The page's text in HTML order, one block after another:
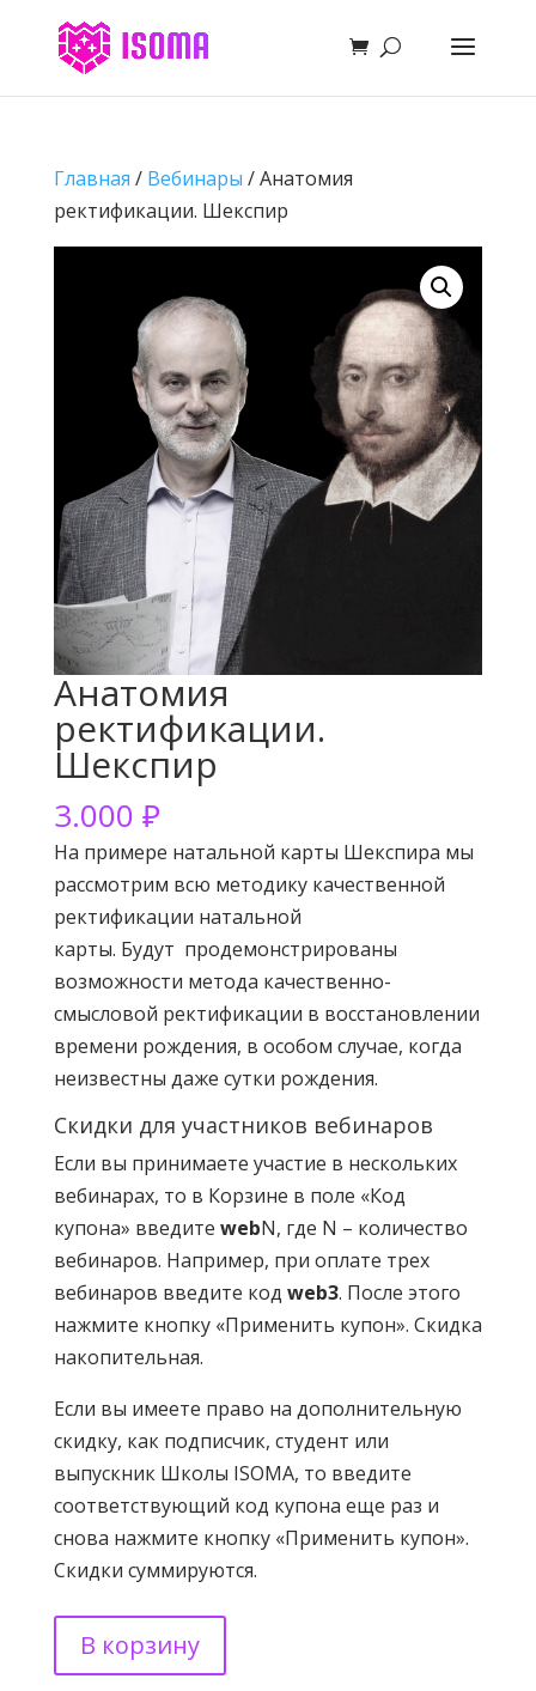
Главная / Bебинары / Анатомия
ректификации. Шекспир
Анатомия
ректификации.
Шекспир
3.000 ₽
На примере натальной карты Шекспира мы
рассмотрим всю методику качественной
ректификации натальной
карты. Будут продемонстрированы
возможности метода качественно-
смысловой ректификации в восстановлении
времени рождения, в особом случае, когда
неизвестны даже сутки рождения.
Скидки для участников вебинаров
Если вы принимаете участие в нескольких
вебинарах, то в Корзине в поле «Код
купона» введите webN, где N – количество
вебинаров. Например, при оплате трех
вебинаров введите код web3. После этого
нажмите кнопку «Применить купон». Скидка
накопительная.
Если вы имеете право на дополнительную
скидку, как подписчик, студент или
выпускник Школы ISOMA, то введите
соответствующий код купона еще раз и
снова нажмите кнопку «Применить купон».
Скидки суммируются.
товара
В корзину